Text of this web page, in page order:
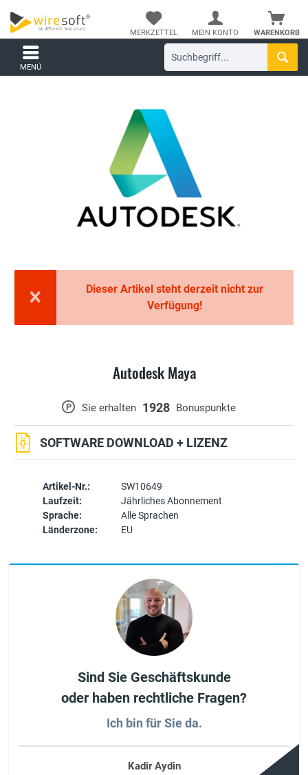
WARENKORB
MERKZETTEL MEIN KONTO
MENÜ
Dieser Artikel steht derzeit nicht zur
Verfügung!
Autodesk Maya
Artikel-Nr.:
SW10649
Laufzeit:
Jährliches Abonnement
Sprache:
Alle Sprachen
Länderzone:
EU
P Sie erhalten 1928 Bonuspunkte
SOFTWARE DOWNLOAD + LIZENZ
Sind Sie Geschäftskunde
oder haben rechtliche Fragen?
Ich bin für Sie da.
Kadir Aydin